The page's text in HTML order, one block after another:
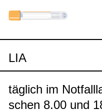
LIA
täg­lich im
schen 8.00 und